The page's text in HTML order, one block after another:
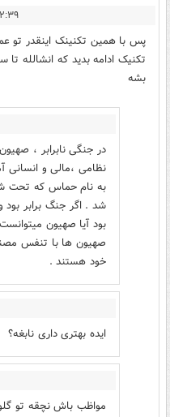
۲۲:۳۹ -
پس با همین تکنینک اینقدر تو
تکنیک ادامه بدید که انشالله
بشه
در جنگی نابرابر ،
نظامی ،مالی و انسانی
به نام حماس که تحت
شد . اگر جنگ برابر
بود آیا صهیون
صهیون ها با تنفس
خود هستند .
ایده بهتری داری نابغه؟
مواظب باش نچقه تو